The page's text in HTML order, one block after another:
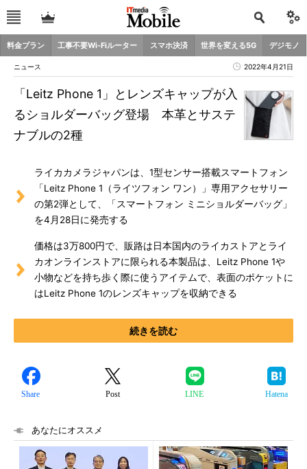
料金プラン 工事不要Wi-Fiルーター スマホ決済 世界を変える5G デジモノ
ニュース 2022年4月21日
「Leitz Phone 1」とレンズキャップが入
るショルダーバッグ登場 本革とサステ
ナブルの2種
ライカカメラジャパンは、1型センサー搭載スマートフォン
「Leitz Phone 1（ライツフォン ワン）」専用アクセサリー
の第2弾として、「スマートフォン ミニショルダーバッグ」
を4月28日に発売する
価格は3万800円で、販路は日本国内のライカストアとライ
カオンラインストアに限られる本製品は、Leitz Phone 1や
小物などを持ち歩く際に使うアイテムで、表面のポケットに
はLeitz Phone 1のレンズキャップを収納できる
続きを読む
Share Post LINE Hatena
あなたにオススメ